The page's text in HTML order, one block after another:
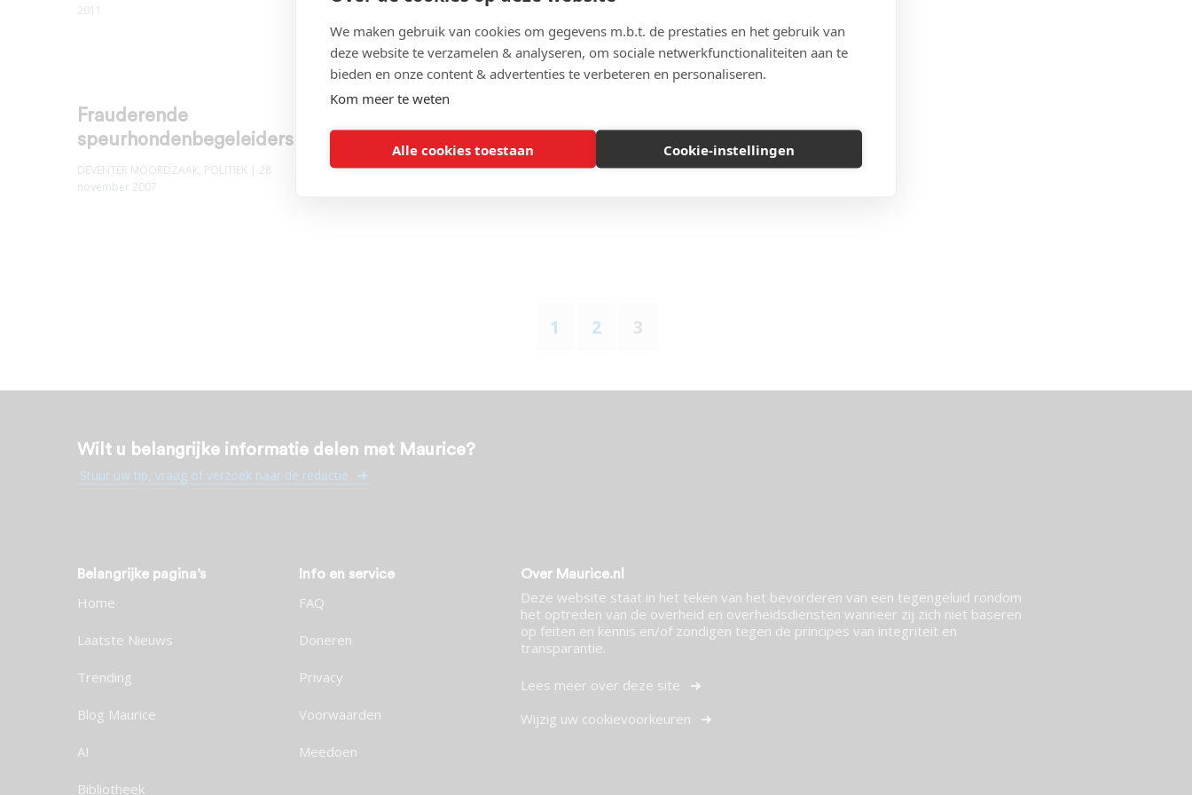
We maken gebruik van cookies om gegevens m.b.t. de prestaties en het gebruik van
deze website te verzamelen & analyseren, om sociale netwerkfunctionaliteiten aan te
bieden en onze content & advertenties te verbeteren en personaliseren.
Kom meer te weten
Alle cookies toestaan Cookie-instellingen
2011
OVERHEIDSFALEN
POLITIEK| 06 februari 2010
POLITIEK,POLITIEK,SPORT, TOEKOMST| 19
december 2009
Frauderende
speurhondenbegeleiders
DEVENTER MOORDZAAK, POLITIEK | 28
november 2007
DEVENTER MOORDZAAK,POLITIEK| 09
DEVENTER MOORDZAAK,POLITIEK| 29
1 2 3
Wilt u belangrijke informatie delen met Maurice?
Stuur uw tip, vraag of verzoek naar de redactie
Belangrijke pagina’s
Home
Laatste Nieuws
Trending
Blog Maurice
AI
Bibliotheek
Info en service
FAQ
Doneren
Privacy
Voorwaarden
Meedoen
Over Maurice.nl
Deze website staat in het teken van het bevorderen van een tegengeluid rondom
het optreden van de overheid en overheidsdiensten wanneer zij zich niet baseren
op feiten en kennis en/of zondigen tegen de principes van integriteit en
transparantie.
Lees meer over deze site
Wijzig uw cookievoorkeuren